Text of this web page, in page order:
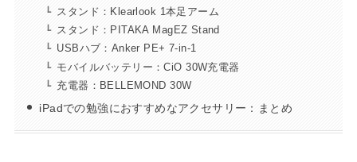
スタンド：Klearlook 1本足アーム
スタンド：PITAKA MagEZ Stand
USBハブ：Anker PE+ 7-in-1
モバイルバッテリー：CiO 30W充電器
充電器：BELLEMOND 30W
iPadでの勉強におすすめなアクセサリー：まとめ